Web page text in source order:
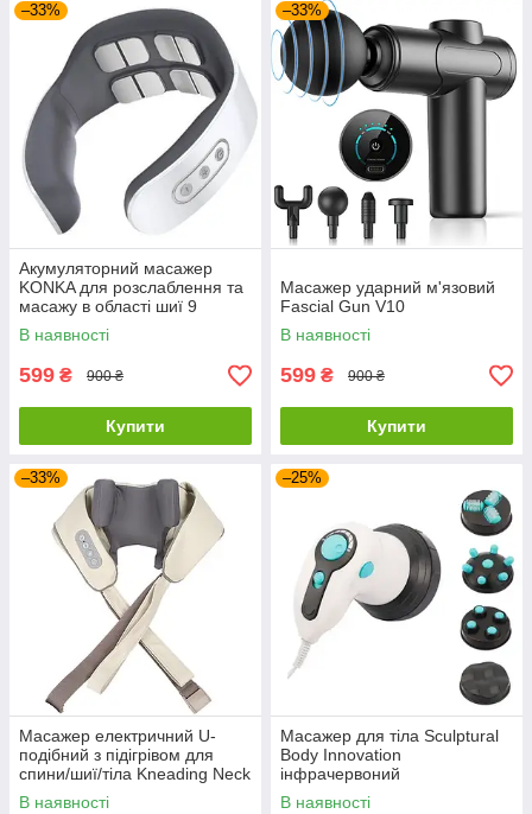
–33%
Акумуляторний масажер
KONKA для розслаблення та
масажу в області шиї 9
режимів 8 насадок з
підігрівом
В наявності
599 ₴ 900 ₴
Купити
–33%
Масажер ударний м'язовий
Fascial Gun V10
В наявності
599 ₴ 900 ₴
Купити
–33%
Масажер електричний U-
подібний з підігрівом для
спини/шиї/тіла Kneading Neck
Massager
В наявності
–25%
Масажер для тіла Sculptural
Body Innovation
інфрачервоний
антицелюлітний 5 насадок
В наявності